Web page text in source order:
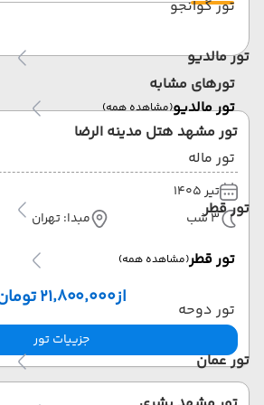
تور گوانجو
تور مالدیو
تور مالدیو(مشاهده همه)
تور ماله
تور قطر
تور قطر(مشاهده همه)
تور دوحه
تور عمان
تورهای مشابه
تور مشهد هتل مدینه الرضا
تیر 1405
3 شب
مبدا: تهران
از۲۱٬۸۰۰٬۰۰۰ تومان
جزییات تور